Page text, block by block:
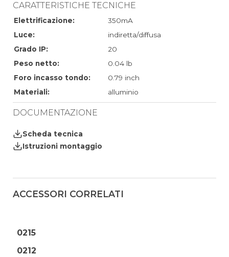
CARATTERISTICHE TECNICHE
Elettrificazione:
350mA
Luce:
indiretta/diffusa
Grado IP:
20
Peso netto:
0.04 lb
Foro incasso tondo:
0.79 inch
Materiali:
alluminio
DOCUMENTAZIONE
Scheda tecnica
Istruzioni montaggio
ACCESSORI CORRELATI
0215
0212